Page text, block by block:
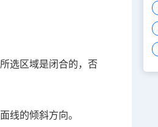
选区域是闭合的，否
线的倾斜方向。